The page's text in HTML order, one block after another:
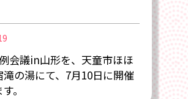
会議in山形を、天童市ほほ
滝の湯にて、7月10日に開催
。